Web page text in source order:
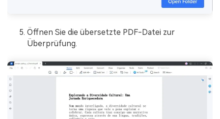
Öffnen Sie die übersetzte PDF-Datei zur
Überprüfung.